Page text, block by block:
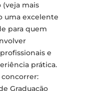
(veja mais
uma excelente
para quem
e
prática.
Graduação